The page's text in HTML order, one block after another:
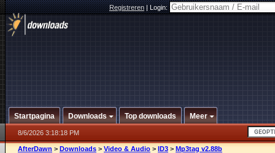
Registreren|Login:
Startpagina Downloads Top downloads Meer
8/6/2026 3:18:18 PM
AfterDawn > Downloads > Video & Audio > ID3 > Mp3tag v2.88b